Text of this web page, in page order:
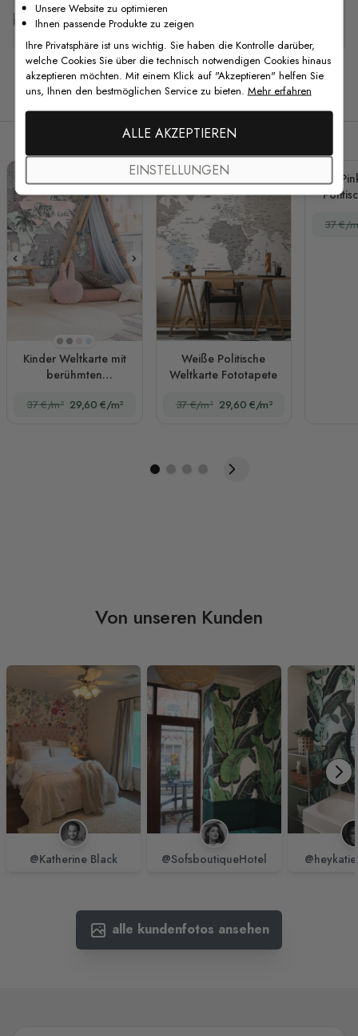
Kostenlose Anpassung
Verwandte Produkte
Beige
Dunkelgrau
Sanfter Pfirsich
Hellblau
Kinder Weltkarte mit
berühmten
Fototapete
37 €/m² 29,60 €/m²
Weiße Politische
Weltkarte Fototapete
37 €/m² 29,60 €/m²
37 €/
Von unseren Kunden
@Katherine Black @SofsboutiqueHotel
alle kundenfotos ansehen
Unsere Website zu optimieren
Ihnen passende Produkte zu zeigen
Ihre Privatsphäre ist uns wichtig. Sie haben die Kontrolle darüber,
welche Cookies Sie über die technisch notwendigen Cookies hinaus
akzeptieren möchten. Mit einem Klick auf "Akzeptieren" helfen Sie
uns, Ihnen den bestmöglichen Service zu bieten. Mehr erfahren
ALLE AKZEPTIEREN
EINSTELLUNGEN